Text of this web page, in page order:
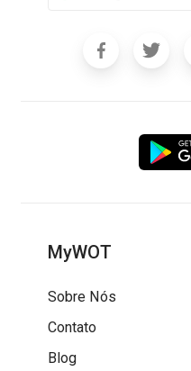
MyWOT
Sobre Nós
Contato
Blog